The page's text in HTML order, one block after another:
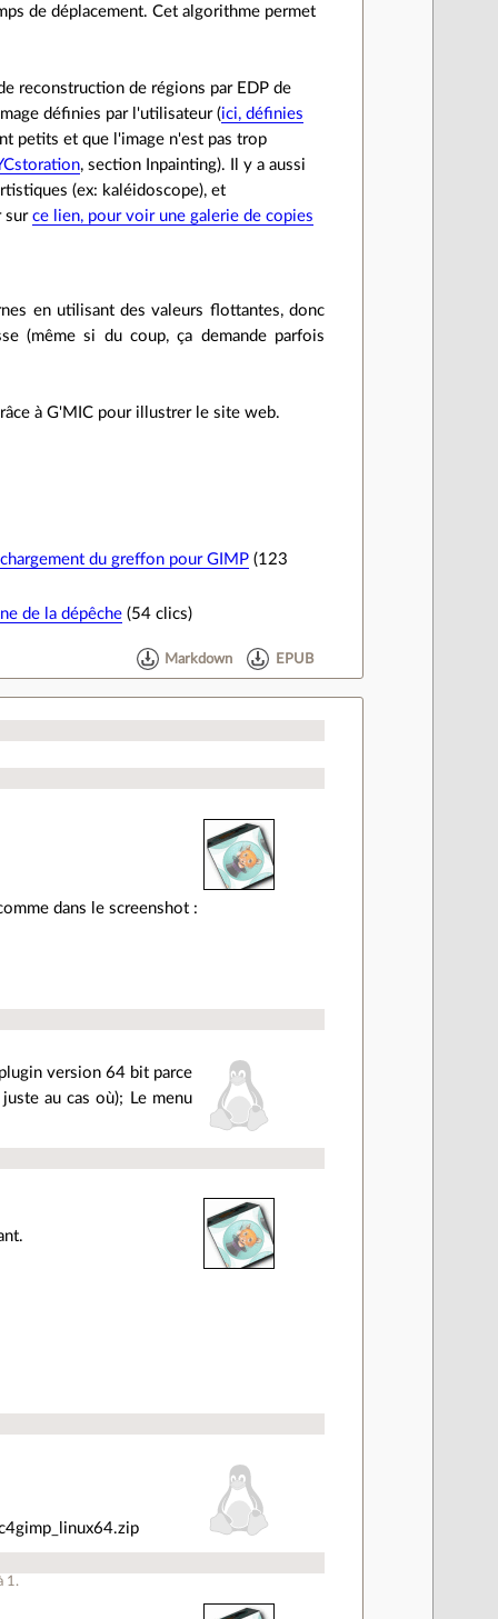
de déplacement. Cet algorithme permet
reconstruction de régions par EDP de
définies par l'utilisateur (ici, définies
petits et que l'image n'est pas trop
, section Inpainting). Il y a aussi
(ex: kaléidoscope), et
surce lien, pour voir une galerie de copies
en utilisant des valeurs flottantes, donc
(même si du coup, ça demande parfois
à G'MIC pour illustrer le site web.
du greffon pour GIMP (123
de la dépêche (54 clics)
Markdown EPUB
dans le screenshot :
version 64 bit parce
au cas où); Le menu
1 .